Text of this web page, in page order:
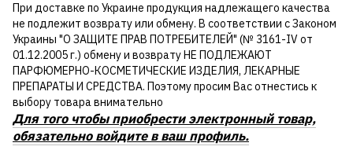
При доставке по Украине продукция надлежащего качества
не подлежит возврату или обмену. В соответствии с Законом
Украины "О ЗАЩИТЕ ПРАВ ПОТРЕБИТЕЛЕЙ" (№ 3161-IV от
01.12.2005 г.) обмену и возврату НЕ ПОДЛЕЖАЮТ
ПАРФЮМЕРНО-КОСМЕТИЧЕСКИЕ ИЗДЕЛИЯ, ЛЕКАРНЫЕ
ПРЕПАРАТЫ И СРЕДСТВА. Поэтому просим Вас отнестись к
выбору товара внимательно
Для того чтобы приобрести электронный товар,
обязательно войдите в ваш профиль.